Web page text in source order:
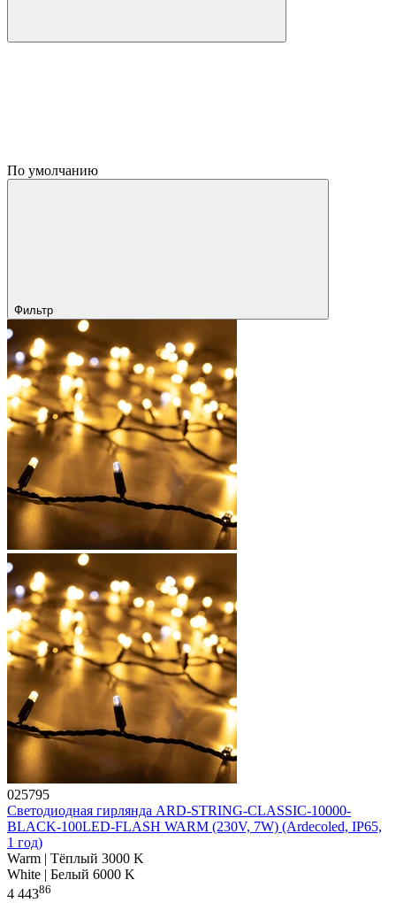
По умолчанию
Фильтр
025795
Светодиодная гирлянда ARD-STRING-CLASSIC-10000-
BLACK-100LED-FLASH WARM (230V, 7W) (Ardecoled, IP65,
1 год)
Warm | Тёплый 3000 K
White | Белый 6000 K
4 44386